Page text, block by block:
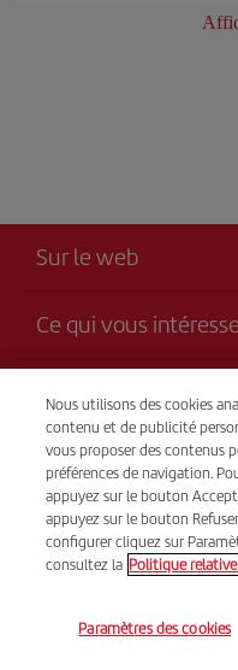
Sur le web
Ce qui vous intéresse
Votre sécurité est notre
Accessibilité
Engagement de service
Plan du site
Durabilité
Iberia, c’est plus
Nouveautés et actualités
Groupe Iberia
Actionnaires et investisseurs
Nos alliances
Transparence
Avis légal
Conditions de transport
Droits du passager
Conditions d'inscription sur
Vente par téléphone
520 426 053
© Iberia 2026
Nous utilisons des cookies
contenu et de publicité
vous proposer des contenus
préférences de navigation.
appuyez sur le bouton
appuyez sur le bouton
configurer cliquez sur
consultez la Politique
Paramètres des cookies